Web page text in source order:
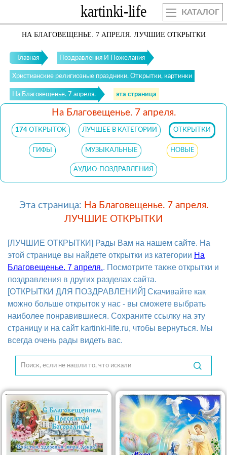
КАТАЛОГ
НА БЛАГОВЕЩЕНЬЕ. 7 АПРЕЛЯ. ЛУЧШИЕ ОТКРЫТКИ
Главная Поздравления И Пожелания
Христианские религиозные праздники. Открытки, картинки
На Благовещенье. 7 апреля. эта страница
На Благовещенье. 7 апреля.
174ОТКРЫТОК ЛУЧШЕЕ В КАТЕГОРИИ ОТКРЫТКИ
ГИФЫ МУЗЫКАЛЬНЫЕ НОВЫЕ
АУДИО-ПОЗДРАВЛЕНИЯ
Эта страница: На Благовещенье. 7 апреля.
ЛУЧШИЕ ОТКРЫТКИ
[ЛУЧШИЕ ОТКРЫТКИ] Рады Вам на нашем сайте. На
этой странице вы найдете открытки из категории На
Благовещенье. 7 апреля.. Посмотрите также открытки и
поздравления в других разделах сайта.
[ОТКРЫТКИ ДЛЯ ПОЗДРАВЛЕНИЙ] Скачивайте как
можно больше открыток у нас - вы сможете выбрать
наиболее понравившиеся. Сохраните ссылку на эту
страницу и на сайт kartinki-life.ru, чтобы вернуться. Мы
всегда очень рады видеть вас.